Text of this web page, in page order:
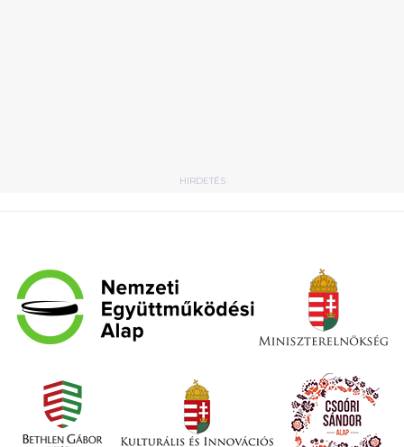
HIRDETÉS